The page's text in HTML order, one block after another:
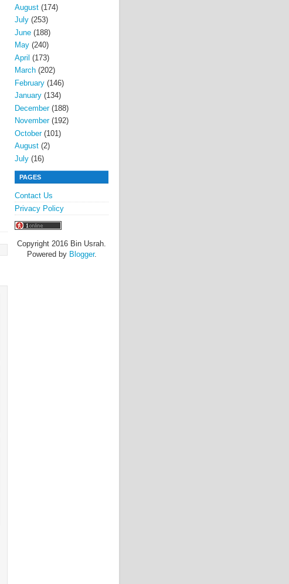
August (174)
July (253)
June (188)
May (240)
April (173)
March (202)
February (146)
January (134)
December(188)
November(192)
October(101)
August (2)
July (16)
PAGES
Contact Us
Privacy Policy
Copyright 2016 Bin Usrah.
Powered by Blogger.